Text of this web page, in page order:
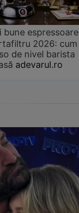
bune espressoare
2026: cum
de nivel barista
adevarul.ro